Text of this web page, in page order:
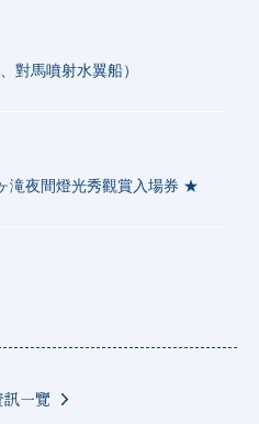
對馬噴射水翼船）
滝夜間燈光秀觀賞入場券 ★
一覽